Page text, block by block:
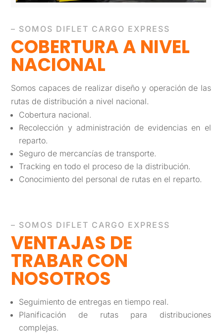
– SOMOS DIFLET CARGO EXPRESS
COBERTURA A NIVEL
NACIONAL
Somos capaces de realizar diseño y operación de las
rutas de distribución a nivel nacional.
Cobertura nacional.
Recolección y administración de evidencias en el
reparto.
Seguro de mercancías de transporte.
Tracking en todo el proceso de la distribución.
Conocimiento del personal de rutas en el reparto.
– SOMOS DIFLET CARGO EXPRESS
VENTAJAS DE
TRABARCON
NOSOTROS
Seguimiento de entregas en tiempo real.
Planificación de rutas para distribuciones
complejas.